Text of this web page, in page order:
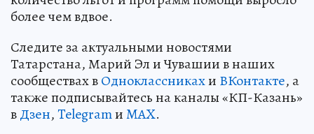
более чем вдвое.
Следите за актуальными новостями
Татарстана, Марий Эл и Чувашии в наших
сообществах вОдноклассникахи ВКонтакте, а
также подписывайтесь на каналы «КП-Казань»
вДзен,TelegramиMAX.